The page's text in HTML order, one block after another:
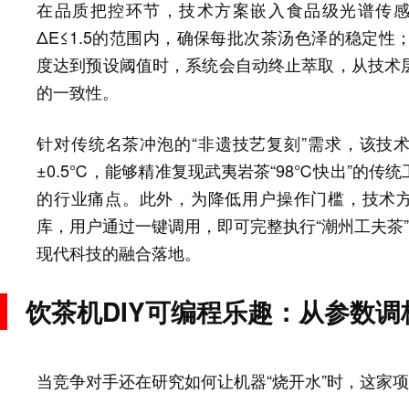
在品质把控环节，技术方案嵌入食品级光谱传
ΔE≤1.5的范围内，确保每批次茶汤色泽的稳定性
度达到预设阈值时，系统会自动终止萃取，从技
的一致性。​
针对传统名茶冲泡的“非遗技艺复刻”需求，该
±0.5℃，能够精准复现武夷岩茶“98℃快出”的传统
的行业痛点。此外，为降低用户操作门槛，技术
库，用户通过一键调用，即可完整执行“潮州工夫
现代科技的融合落地。​
饮茶机DIY可编程乐趣：从参数
当竞争对手还在研究如何让机器“烧开水”时，这家